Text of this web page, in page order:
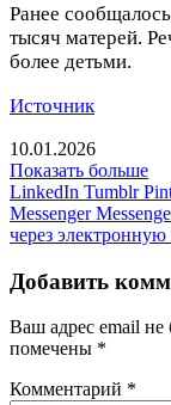
Ранее
тысяч матерей.
более детьми.
Источник
10.01.2026
Показать больше
LinkedIn Tumblr
Messenger
через электронную
Добавить
Ваш адрес email не
помечены *
Комментарий *